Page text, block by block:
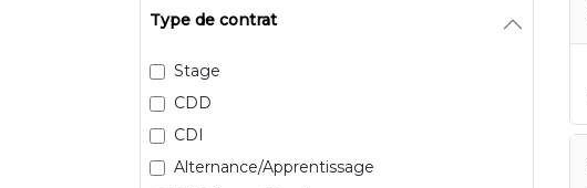
Type de contrat
Stage
CDD
CDI
Alternance/Apprentissage